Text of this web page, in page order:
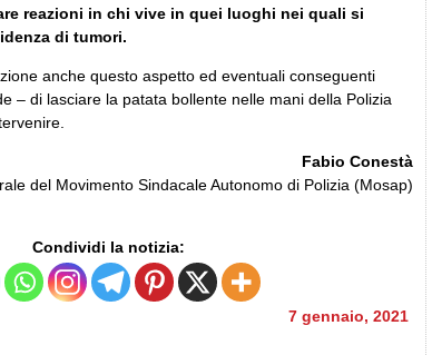
reazioni in chi vive in quei luoghi nei quali si
di tumori.
anche questo aspetto ed eventuali conseguenti
– di lasciare la patata bollente nelle mani della Polizia
Fabio Conestà
del Movimento Sindacale Autonomo di Polizia (Mosap)
Condividi la notizia:
7 gennaio, 2021